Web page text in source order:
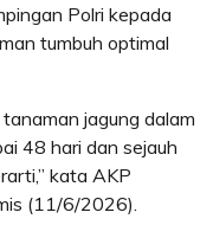
Polri kepada
tumbuh optimal
jagung dalam
48 hari dan sejauh
kata AKP
(11/6/2026).